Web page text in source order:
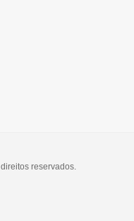
reservados.